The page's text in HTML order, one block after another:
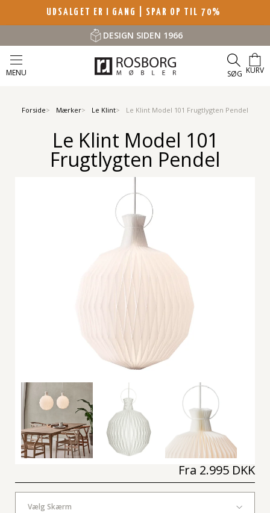
UDSALGET ER I GANG | SPAR OP TIL 70%
DESIGN SIDEN 1966
MENU SØG KURV
Forside Mærker Le Klint Le Klint Model 101 Frugtlygten Pendel
Le Klint Model 101
Frugtlygten Pendel
Fra 2.995 DKK
Vælg Skærm